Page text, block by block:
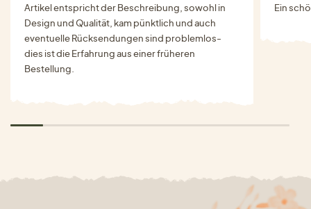
Artikel entspricht der Beschreibung, sowohl in
Design und Qualität, kam pünktlich und auch
eventuelle Rücksendungen sind problemlos-
dies ist die Erfahrung aus einer früheren
Bestellung.
Ein